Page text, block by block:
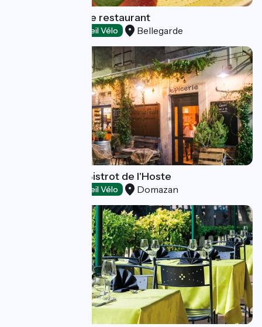
La Halte Nautique restaurant
Accueil Vélo Bellegarde
Bistrot de Pays Bistrot de l'Hoste
Accueil Vélo Domazan